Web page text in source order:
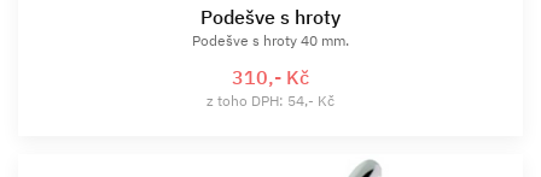
Podešve s hroty
Podešve s hroty 40 mm.
310,- Kč
z toho DPH: 54,- Kč